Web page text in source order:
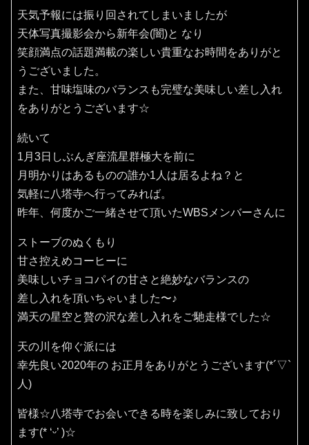
天気予報には振り回されてしまいましたが
天体写真撮影会から新年会(闇)と なり
笑顔満点の話題満載の楽しい貴重なお時間をありがと
うございました。
また、甘味塩味のバランスも完璧な美味しい差し入れ
をありがとうございます☆
続いて
1月3日しぶんぎ座流星群極大を前に
月明かりはあるものの誰か1人は居るよね？と
気軽に八塔寺へ行ってみれば。
昨年、何度かご一緒させて頂いたWBSメンバーさんに
ストーブのぬくもり
甘さ控えめコーヒーに
美味しいチョコパイの甘さと絶妙なバランスの
差し入れを頂いちゃいました〜♪
満天の星空と贅の沢な差し入れをご馳走様でした☆
天の川を仰ぐ派には
幸先良い2020年の お正月をありがとうございます(*´▽`
人)
皆様☆八塔寺でお会いできる時を楽しみに致しており
ます(* ‘ᵕ’ )☆